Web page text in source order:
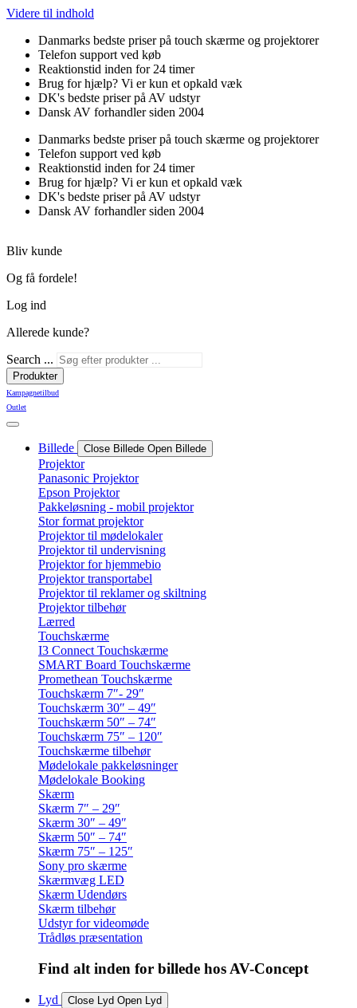
Videre til indhold
Danmarks bedste priser på touch skærme og projektorer
Telefon support ved køb
Reaktionstid inden for 24 timer
Brug for hjælp? Vi er kun et opkald væk
DK's bedste priser på AV udstyr
Dansk AV forhandler siden 2004
Danmarks bedste priser på touch skærme og projektorer
Telefon support ved køb
Reaktionstid inden for 24 timer
Brug for hjælp? Vi er kun et opkald væk
DK's bedste priser på AV udstyr
Dansk AV forhandler siden 2004
Bliv kunde
Og få fordele!
Log ind
Allerede kunde?
Search ...
Produkter
Kampagnetilbud
Outlet
Billede Close Billede Open Billede
Projektor
Panasonic Projektor
Epson Projektor
Pakkeløsning - mobil projektor
Stor format projektor
Projektor til mødelokaler
Projektor til undervisning
Projektor for hjemmebio
Projektor transportabel
Projektor til reklamer og skiltning
Projektor tilbehør
Lærred
Touchskærme
I3 Connect Touchskærme
SMART Board Touchskærme
Promethean Touchskærme
Touchskærm 7″- 29″
Touchskærm 30″ – 49″
Touchskærm 50″ – 74″
Touchskærm 75″ – 120″
Touchskærme tilbehør
Mødelokale pakkeløsninger
Mødelokale Booking
Skærm
Skærm 7″ – 29″
Skærm 30″ – 49″
Skærm 50″ – 74″
Skærm 75″ – 125″
Sony pro skærme
Skærmvæg LED
Skærm Udendørs
Skærm tilbehør
Udstyr for videomøde
Trådløs præsentation
Find alt inden for billede hos AV-Concept
Lyd Close Lyd Open Lyd